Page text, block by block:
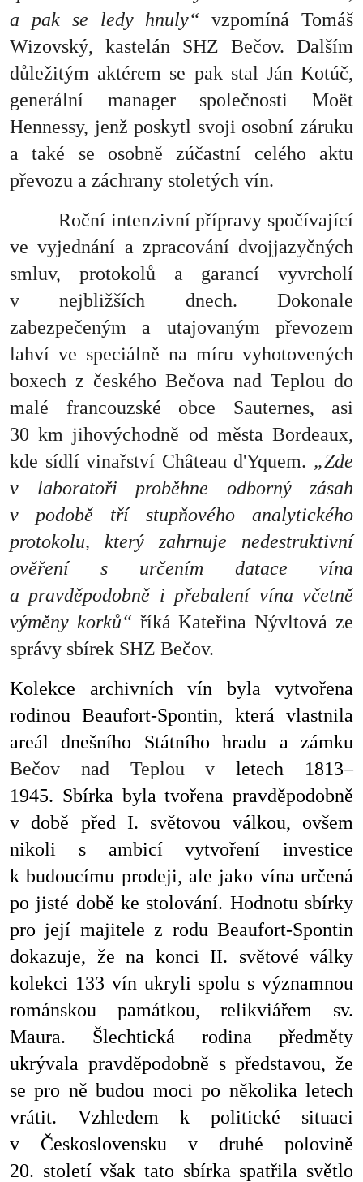
a pak se ledy hnuly“ vzpomíná Tomáš
Wizovský, kastelán SHZ Bečov. Dalším
důležitým aktérem se pak stal Ján Kotúč,
generální manager společnosti Moët
Hennessy, jenž poskytl svoji osobní záruku
a také se osobně zúčastní celého aktu
převozu a záchrany stoletých vín.
Roční intenzivní přípravy spočívající
ve vyjednání a zpracování dvojjazyčných
smluv, protokolů a garancí vyvrcholí
v nejbližších dnech. Dokonale
zabezpečeným a utajovaným převozem
lahví ve speciálně na míru vyhotovených
boxech z českého Bečova nad Teplou do
malé francouzské obce Sauternes, asi
30 km jihovýchodně od města Bordeaux,
kde sídlí vinařství Château d'Yquem. „Zde
v laboratoři proběhne odborný zásah
v podobě tří stupňového analytického
protokolu, který zahrnuje nedestruktivní
ověření s určením datace vína
a pravděpodobně i přebalení vína včetně
výměny korků“ říká Kateřina Nývltová ze
správy sbírek SHZ Bečov.
Kolekce archivních vín byla vytvořena
rodinou Beaufort-Spontin, která vlastnila
areál dnešního Státního hradu a zámku
Bečov nad Teplou vletech 1813–
1945. Sbírka byla tvořena pravděpodobně
v době před I. světovou válkou, ovšem
nikoli s ambicí vytvoření investice
k budoucímu prodeji, ale jako vína určená
po jisté době ke stolování. Hodnotu sbírky
pro její majitele z rodu Beaufort-Spontin
dokazuje, že na konci II. světové války
kolekci 133 vín ukryli spolu s významnou
románskou památkou, relikviářem sv.
Maura. Šlechtická rodina předměty
ukrývala pravděpodobně s představou, že
se pro ně budou moci po několika letech
vrátit. Vzhledem k politické situaci
v Československu v druhé polovině
20. století však tato sbírka spatřila světlo